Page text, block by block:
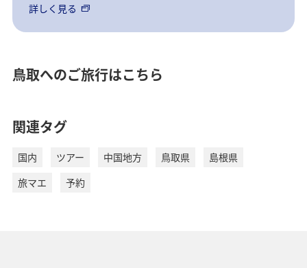
詳しく見る
鳥取へのご旅行はこちら
関連タグ
国内 ツアー 中国地方 鳥取県
島根県
旅マエ
予約